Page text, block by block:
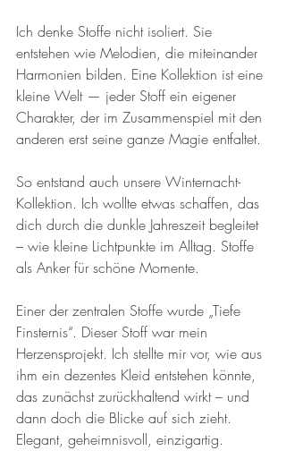
Ich denke Stoffe nicht isoliert. Sie
entstehen wie Melodien, die miteinander
Harmonien bilden. Eine Kollektion ist eine
kleine Welt — jeder Stoff ein eigener
Charakter, der im Zusammenspiel mit den
anderen erst seine ganze Magie entfaltet.
So entstand auch unsere Winternacht-
Kollektion. Ich wollte etwas schaffen, das
dich durch die dunkle Jahreszeit begleitet
– wie kleine Lichtpunkte im Alltag. Stoffe
als Anker für schöne Momente.
Einer der zentralen Stoffe wurde „Tiefe
Finsternis“. Dieser Stoff war mein
Herzensprojekt. Ich stellte mir vor, wie aus
ihm ein dezentes Kleid entstehen könnte,
das zunächst zurückhaltend wirkt – und
dann doch die Blicke auf sich zieht.
Elegant, geheimnisvoll, einzigartig.